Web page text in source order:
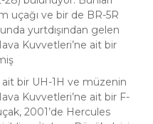
uçağı ve bir de BR-5R
yurtdışından gelen
Kuvvetleri’ne ait bir
bir UH-1H ve müzenin
Kuvvetleri’ne ait bir F-
2001’de Hercules